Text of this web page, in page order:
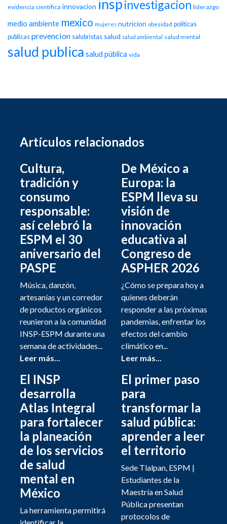
evidencia cientifica innovacion inspinvestigacion liderazgo
medio ambiente mexico mujeres nutricion obesidad politicas
publicas prevencion salubristas salud salud ambiental salud mental
salud publica salud pública vida
Artículos relacionados
Cultura,
tradición y
consumo
responsable:
así celebró la
ESPM el 30
aniversario del
PASPE
Música, danzón,
artesanías y un corredor
de productos orgánicos
reunieron a la comunidad
INSP-ESPM durante una
semana de actividades...
Leer más...
De México a
Europa: la
ESPM lleva su
visión de
innovación
educativa al
Congreso de
ASPHER 2026
¿Cómo se prepara hoy a
quienes deberán
responder a las próximas
pandemias, enfrentar los
efectos del cambio
climático en...
Leer más...
El INSP
desarrolla
Atlas Integral
para fortalecer
la planeación
de los servicios
de salud
mental en
México
La herramienta permitirá
El primer paso
para
transformar la
salud pública:
aprender a leer
el territorio
Sede Tlalpan, ESPM |
Estudiantes de la
Maestría en Salud
Pública presentan
protocolos de